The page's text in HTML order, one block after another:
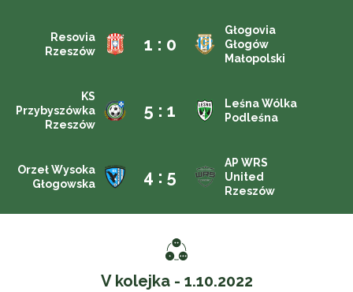
Resovia
Rzeszów
1 : 0
Głogovia
Głogów
Małopolski
KS
Przybyszówka
Rzeszów
5 : 1
Leśna Wólka
Podleśna
Orzeł Wysoka
Głogowska
4 : 5
AP WRS
United
Rzeszów
V kolejka - 1.10.2022